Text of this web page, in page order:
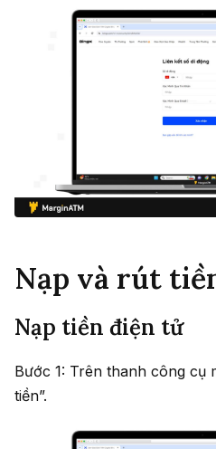
Nạp và rút
Nạp tiền điện tử
Bước 1: Trên thanh công cụ
tiền”.